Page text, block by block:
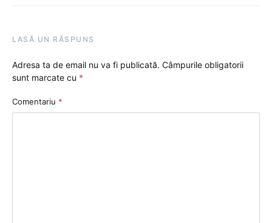
LASĂ UN RĂSPUNS
Adresa ta de email nu va fi publicată. Câmpurile obligatorii
sunt marcate cu *
Comentariu *